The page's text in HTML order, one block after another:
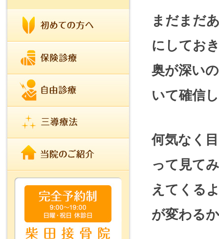
まだまだ
にしてお
奥が深い
いて確信
何気なく
って見て
えてくる
が変わる